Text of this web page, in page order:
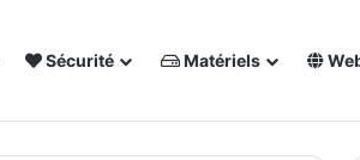
Sécurité Matériels